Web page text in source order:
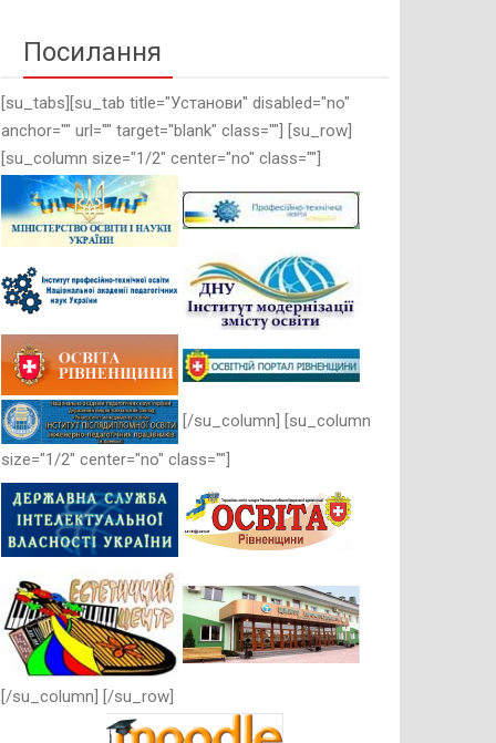
Посилання
[su_tabs][su_tab title="Установи" disabled="no"
anchor="" url="" target="blank" class=""] [su_row]
[su_column size="1/2" center="no" class=""]
[/su_column] [su_column
size="1/2" center="no" class=""]
[/su_column] [/su_row]